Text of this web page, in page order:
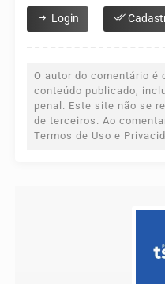
Login
O autor do comentário é
conteúdo publicado,
penal. Este site não se
de terceiros. Ao
Termos de Uso e